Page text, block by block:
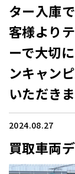
ター入庫
客様より
ーで大切
ンキャン
いただき
2024.08.27
買取車両